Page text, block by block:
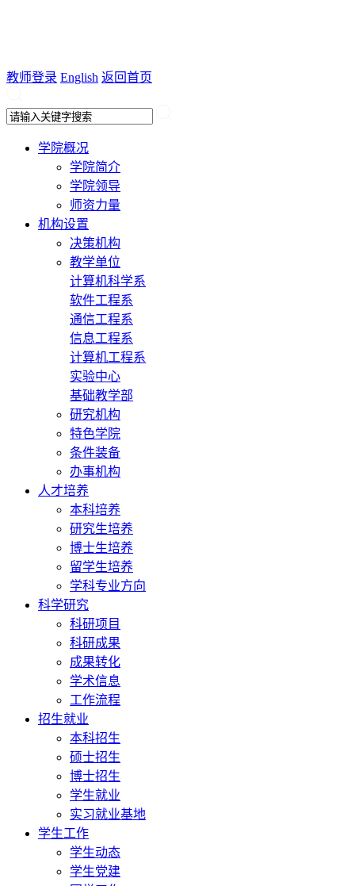
教师登录 English 返回首页
学院概况
学院简介
学院领导
师资力量
机构设置
决策机构
教学单位
计算机科学系
软件工程系
通信工程系
信息工程系
计算机工程系
实验中心
基础教学部
研究机构
特色学院
条件装备
办事机构
人才培养
本科培养
研究生培养
博士生培养
留学生培养
学科专业方向
科学研究
科研项目
科研成果
成果转化
学术信息
工作流程
招生就业
本科招生
硕士招生
博士招生
学生就业
实习就业基地
学生工作
学生动态
学生党建